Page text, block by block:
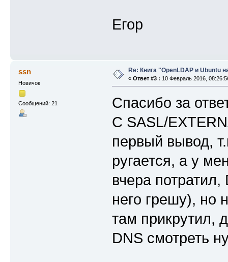
Егор
ssn
Новичок
Сообщений: 21
Re: Книга "OpenLDAP и Ubuntu
« Ответ #3 : 10 Февраль 2016,
Спасибо за
С SASL/
первый вывод,
ругается, а у
вчера
него грешу), но
там прикрутил,
DNS смотреть